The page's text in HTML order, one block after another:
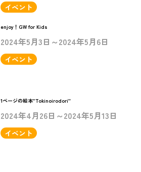
イベント
enjoy！GW for Kids
2024年5月3日～2024年5月6日
イベント
1ページの絵本”Tokinoirodori”
2024年4月26日～2024年5月13日
イベント